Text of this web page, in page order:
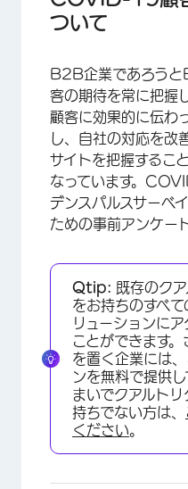
ついて
B2B企業であろうと
客の期待を常に把
顧客に効果的に伝わ
し、自社の対応を改
サイトを把握するこ
なっています。
デンスパルスサーベ
ための事前アンケー
Qtip: 既存のク
をお持ちのすべ
リューションに
ことができます
を置く企業には
ンを無料で提供
まいでクアルト
持ちでない方は、
ください。